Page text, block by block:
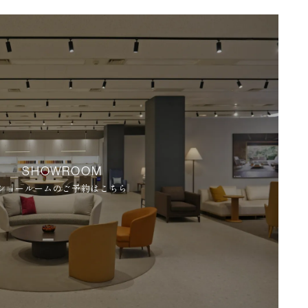
SHOWROOM
ョールームのご予約はこちら